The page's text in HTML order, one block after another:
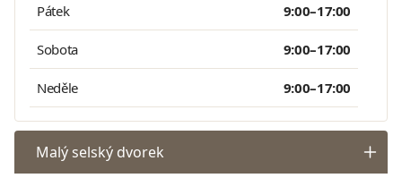
Pátek 9:00–17:00
Sobota 9:00–17:00
Neděle 9:00–17:00
Malý selský dvorek